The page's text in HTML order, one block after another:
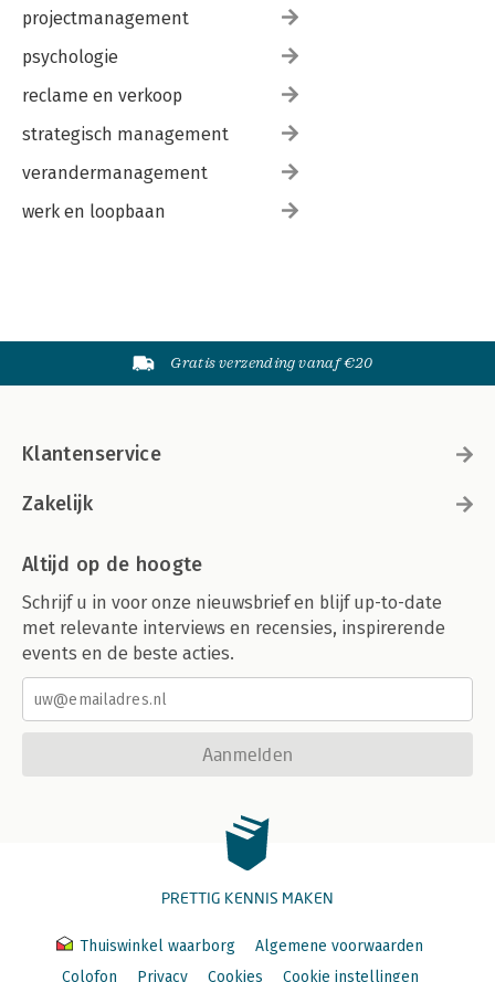
projectmanagement
psychologie
reclame en verkoop
strategisch management
verandermanagement
werk en loopbaan
Gratis verzending vanaf €20
Klantenservice
Zakelijk
Altijd op de hoogte
Schrijf u in voor onze nieuwsbrief en blijf up-to-date
met relevante interviews en recensies, inspirerende
events en de beste acties.
Aanmelden
PRETTIG KENNIS MAKEN
Thuiswinkel waarborg
Algemene voorwaarden
Colofon
Privacy Cookies Cookie instellingen